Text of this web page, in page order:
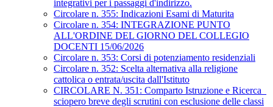
integrativi per i passaggi d'indirizzo.
Circolare n. 355: Indicazioni Esami di Maturita
Circolare n. 354: INTEGRAZIONE PUNTO
ALL'ORDINE DEL GIORNO DEL COLLEGIO
DOCENTI 15/06/2026
Circolare n. 353: Corsi di potenziamento residenziali
Circolare n. 352: Scelta alternativa alla religione
cattolica o entrata/uscita dall'Istituto
CIRCOLARE N. 351: Comparto Istruzione e Ricerca_
sciopero breve degli scrutini con esclusione delle classi